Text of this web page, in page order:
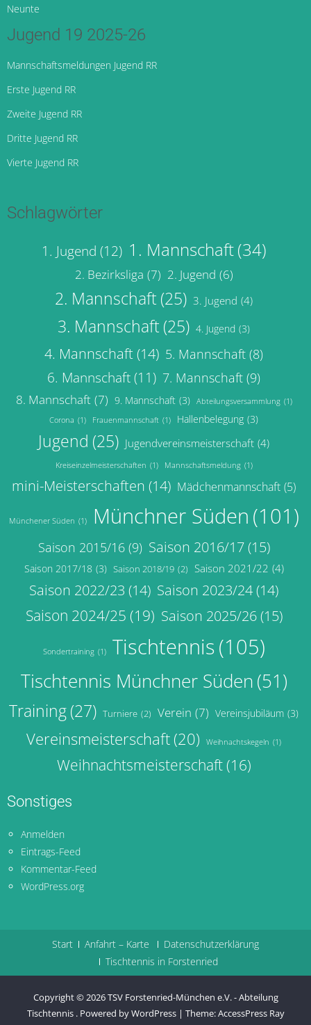
Neunte
Jugend 19 2025-26
Mannschaftsmeldungen Jugend RR
Erste Jugend RR
Zweite Jugend RR
Dritte Jugend RR
Vierte Jugend RR
Schlagwörter
1. Jugend (12) 1. Mannschaft(34)
2. Bezirksliga (7) 2. Jugend (6)
2. Mannschaft (25) 3. Jugend (4)
3. Mannschaft (25) 4. Jugend (3)
4. Mannschaft(14) 5. Mannschaft (8)
6. Mannschaft(11) 7. Mannschaft (9)
8. Mannschaft (7) 9. Mannschaft (3) Abteilungsversammlung (1)
Corona (1) Frauenmannschaft (1) Hallenbelegung (3)
Jugend (25) Jugendvereinsmeisterschaft (4)
Kreiseinzelmeisterschaften (1) Mannschaftsmeldung (1)
mini-Meisterschaften (14) Mädchenmannschaft (5)
Münchener Süden (1) Münchner Süden (101)
Saison 2015/16 (9) Saison 2016/17(15)
Saison 2017/18 (3) Saison 2018/19 (2) Saison 2021/22 (4)
Saison 2022/23 (14) Saison 2023/24(14)
Saison 2024/25 (19) Saison 2025/26(15)
Sondertraining (1) Tischtennis(105)
Tischtennis Münchner Süden(51)
Training(27) Turniere (2) Verein (7) Vereinsjubiläum (3)
Vereinsmeisterschaft (20) Weihnachtskegeln (1)
Weihnachtsmeisterschaft(16)
Sonstiges
Anmelden
Eintrags-Feed
Kommentar-Feed
WordPress.org
Start Anfahrt – Karte
Datenschutzerklärung
Tischtennis in Forstenried
Copyright © 2026TSV Forstenried-München e.V. - Abteilung
Tischtennis . Powered by WordPress | Theme:AccessPress Ray